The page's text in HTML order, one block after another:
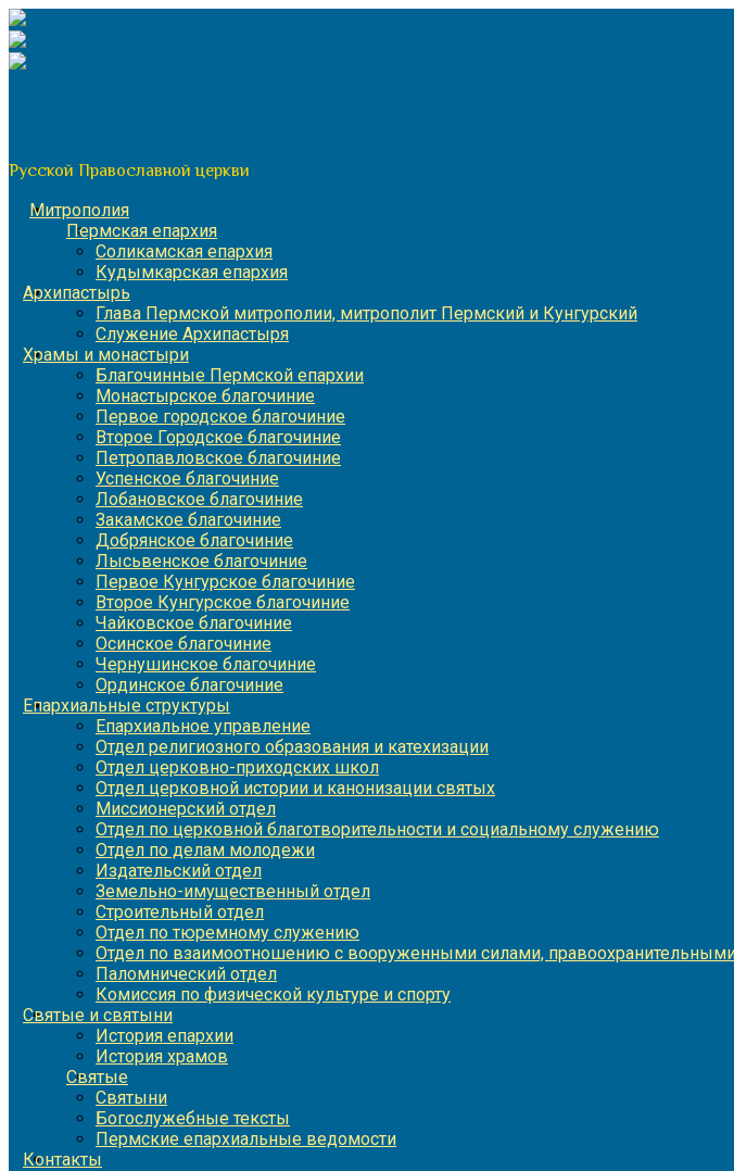
Перейти
к
содержимому
Русской Православной церкви
Митрополия
Пермская епархия
Соликамская епархия
Кудымкарская епархия
Архипастырь
Глава Пермской митрополии, митрополит Пермский и Кунгурский
Служение Архипастыря
Храмы и монастыри
Благочинные Пермской епархии
Монастырское благочиние
Первое городское благочиние
Второе Городское благочиние
Петропавловское благочиние
Успенское благочиние
Лобановское благочиние
Закамское благочиние
Добрянское благочиние
Лысьвенское благочиние
Первое Кунгурское благочиние
Второе Кунгурское благочиние
Чайковское благочиние
Осинское благочиние
Чернушинское благочиние
Ординское благочиние
Епархиальные структуры
Епархиальное управление
Отдел религиозного образования и катехизации
Отдел церковно-приходских школ
Отдел церковной истории и канонизации святых
Миссионерский отдел
Отдел по церковной благотворительности и социальному служению
Отдел по делам молодежи
Издательский отдел
Земельно-имущественный отдел
Строительный отдел
Отдел по тюремному служению
Отдел по взаимоотношению с вооруженными силами,
Паломнический отдел
Комиссия по физической культуре и спорту
Святые и святыни
История епархии
История храмов
Святые
Святыни
Богослужебные тексты
Пермские епархиальные ведомости
Контакты